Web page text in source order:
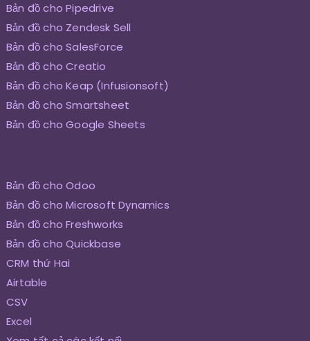
Bản đồ cho Pipedrive
Bản đồ cho Zendesk Sell
Bản đồ cho SalesForce
Bản đồ cho Creatio
Bản đồ cho Keap (Infusionsoft)
Bản đồ cho Smartsheet
Bản đồ cho Google Sheets
Bản đồ cho Odoo
Bản đồ cho Microsoft Dynamics
Bản đồ cho Freshworks
Bản đồ cho Quickbase
CRM thứ Hai
Airtable
CSV
Excel